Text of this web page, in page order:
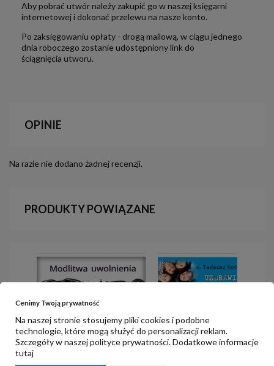
Aby pobrać utwór należy zakupić go w naszej księgarni
internetowej i dokonać przelewu na nasze konto.
Po zaksięgowaniu opłaty - drogą mailową, w ciągu jednego
dnia roboczego zostanie udostępniony link do
ściągnięcia utworu.
OPINIE
Na razie nie dodano żadnej recenzji.
PRODUKTY POWIĄZANE
Cenimy Twoją prywatność
Na naszej stronie stosujemy pliki cookies i podobne
technologie, które mogą służyć do personalizacji reklam.
Szczegóły w naszejpolityce prywatności. Dodatkowe informacje
tutaj